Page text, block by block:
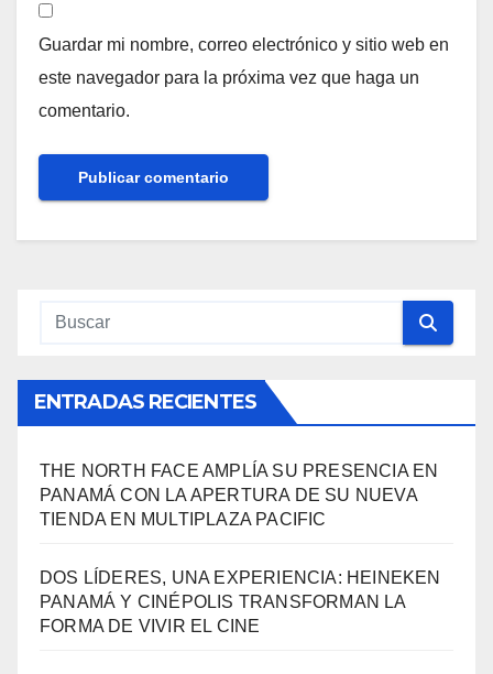
Guardar mi nombre, correo electrónico y sitio web en
este navegador para la próxima vez que haga un
comentario.
ENTRADAS RECIENTES
THE NORTH FACE AMPLÍA SU PRESENCIA EN
PANAMÁ CON LA APERTURA DE SU NUEVA
TIENDA EN MULTIPLAZA PACIFIC
DOS LÍDERES, UNA EXPERIENCIA: HEINEKEN
PANAMÁ Y CINÉPOLIS TRANSFORMAN LA
FORMA DE VIVIR EL CINE